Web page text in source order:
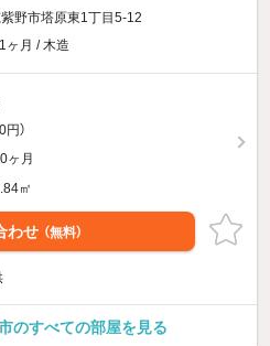
野市塔原東1丁目5-12
ヶ月 / 木造
）
ヶ月
㎡
わせ （無料）
のすべての部屋を見る